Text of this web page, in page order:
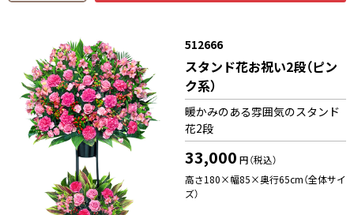
512666
スタンド花お祝い2段（ピン
ク系）
暖かみのある雰囲気のスタンド
花2段
33,000 円（税込）
高さ180×幅85×奥行65cm（全体サイ
ズ）